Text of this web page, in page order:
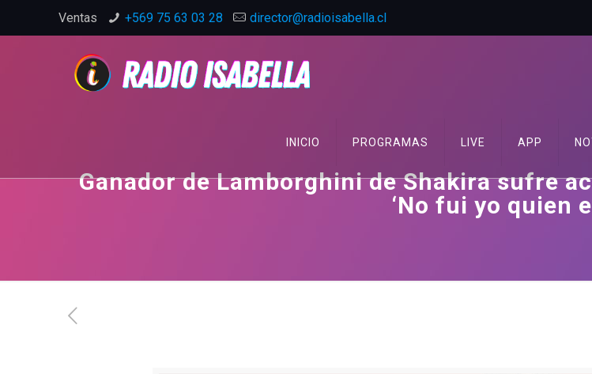
Ventas +569 75 63 03 28 director@radioisabella.cl
INICIO PROGRAMAS LIVE APP
Ganador de Lamborghini de Shakira sufre
‘No fui yo quien